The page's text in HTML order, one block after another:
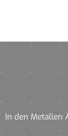
In den Metallen